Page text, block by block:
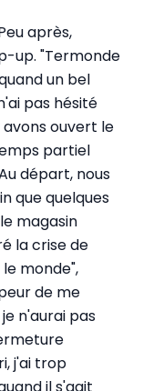
après,
up. "Termonde
un bel
pas hésité
avons ouvert le
partiel
départ, nous
que quelques
magasin
la crise de
monde",
de me
n'aurai pas
j'ai trop
il s'agit